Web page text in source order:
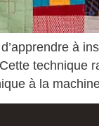
à
technique
à la